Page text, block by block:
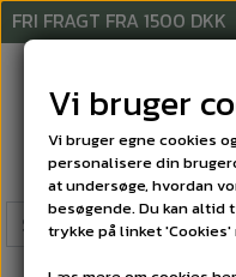
FRI FRAGT FRA 1500 DKK
Vi bruger
Vi bruger egne cookies
personalisere din
at undersøge, hvordan
besøgende. Du kan altid
trykke på linket